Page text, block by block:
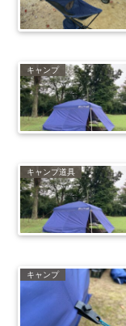
キャンプ
キャンプ道具
キャンプ